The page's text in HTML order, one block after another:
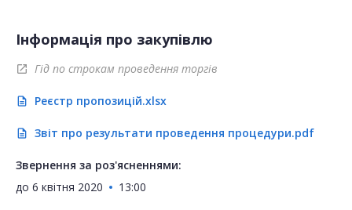
Інформація про закупівлю
open_in_new Гід по строкам проведення торгів
description Реєстр пропозицій.xlsx
description Звіт про результати проведення процедури.pdf
Звернення за роз'ясненнями:
до 6 квітня 2020 13:00